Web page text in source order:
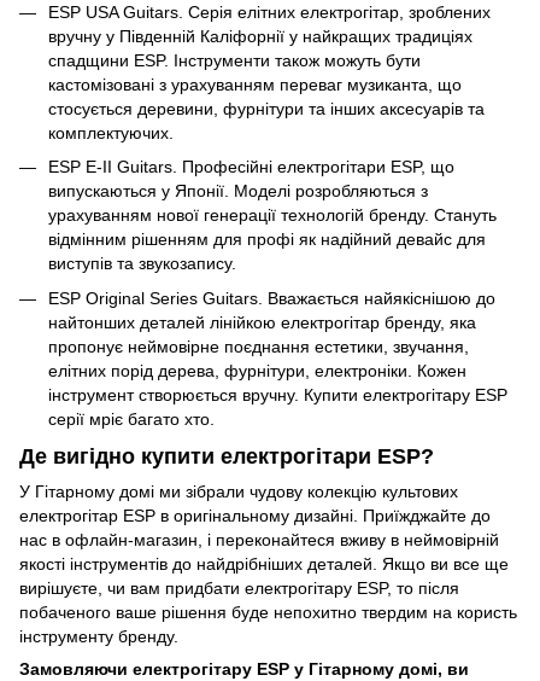
ESP USA Guitars. Серія елітних електрогітар, зроблених
вручну у Південній Каліфорнії у найкращих традиціях
спадщини ESP. Інструменти також можуть бути
кастомізовані з урахуванням переваг музиканта, що
стосується деревини, фурнітури та інших аксесуарів та
комплектуючих.
ESP E-II Guitars. Професійні електрогітари ESP, що
випускаються у Японії. Моделі розробляються з
урахуванням нової генерації технологій бренду. Стануть
відмінним рішенням для профі як надійний девайс для
виступів та звукозапису.
ESP Original Series Guitars. Вважається найякіснішою до
найтонших деталей лінійкою електрогітар бренду, яка
пропонує неймовірне поєднання естетики, звучання,
елітних порід дерева, фурнітури, електроніки. Кожен
інструмент створюється вручну. Купити електрогітару ESP
серії мріє багато хто.
Де вигідно купити електрогітари ESP?
У Гітарному домі ми зібрали чудову колекцію культових
електрогітар ESP в оригінальному дизайні. Приїжджайте до
нас в офлайн-магазин, і переконайтеся вживу в неймовірній
якості інструментів до найдрібніших деталей. Якщо ви все ще
вирішуєте, чи вам придбати електрогітару ESP, то після
побаченого ваше рішення буде непохитно твердим на користь
інструменту бренду.
Замовляючи електрогітару ESP у Гітарному домі, ви